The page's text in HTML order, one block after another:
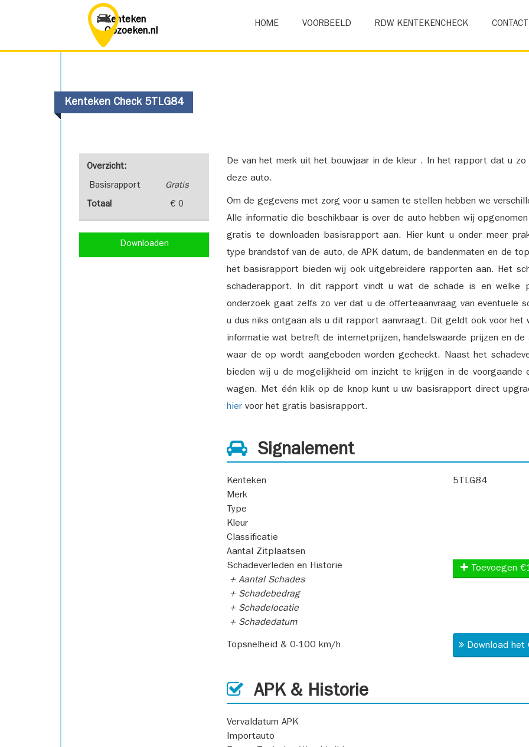
Kenteken
Opzoeken.nl
HOME VOORBEELD RDW KENTEKENCHECK CONTACT
Kenteken Check 5TLG84
Overzicht:
Basisrapport Gratis
Totaal € 0
Downloaden
De van het merk uit het bouwjaar in de kleur . In het rapport dat u
deze auto.
Om de gegevens met zorg voor u samen te stellen hebben we
Alle informatie die beschikbaar is over de auto hebben wij
gratis te downloaden basisrapport aan. Hier kunt u onder meer
type brandstof van de auto, de APK datum, de bandenmaten en de
het basisrapport bieden wij ook uitgebreidere rapporten aan. Het
schaderapport. In dit rapport vindt u wat de schade is en welke
onderzoek gaat zelfs zo ver dat u de offerteaanvraag van eventuele
u dus niks ontgaan als u dit rapport aanvraagt. Dit geldt ook voor
informatie wat betreft de internetprijzen, handelswaarde prijzen en
waar de op wordt aangeboden worden gecheckt. Naast het
bieden wij u de mogelijkheid om inzicht te krijgen in de voorgaande
wagen. Met één klik op de knop kunt u uw basisrapport direct
hier voor het gratis basisrapport.
Signalement
Kenteken
5TLG84
Merk
Type
Kleur
Classificatie
Aantal Zitplaatsen
Schadeverleden en Historie
+ Aantal Schades
+ Schadebedrag
+ Schadelocatie
+ Schadedatum
Toevoegen
Topsnelheid & 0-100 km/h Download
APK & Historie
Vervaldatum APK
Importauto